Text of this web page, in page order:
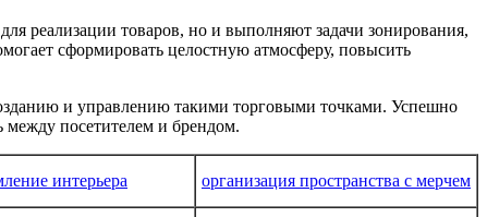
реализации товаров, но и выполняют задачи зонирования,
сформировать целостную атмосферу, повысить
и управлению такими торговыми точками. Успешно
посетителем и брендом.
интерьера организация пространства с мерчем